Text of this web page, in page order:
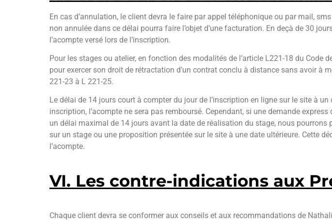
En cas d’annulation, le client devra le faire par appel téléphonique ou par mail,
non annulée dans ce délai pourra faire l’objet d’une facturation. En deçà de 30
l’acompte versé lors de l’inscription.
Pour les stages ou atelier, en fonction des modalités de l’article L221-18 du
pour exercer son droit de rétractation d’un contrat conclu à distance sans avoir à
221-23 à L 221-25.
Le délai de 14 jours court à compter du jour de l’inscription en ligne sur le site à
inscription, l’acompte ne sera pas remboursé. Cependant, si une demande
un délai maximal de 14 jours avant la date de réalisation du stage, nous
sur un stage ou une proposition présentée sur le site à une date ultérieure. Cette
l’acompte.
VI. Les contre-indications aux
Chaque client devra se conformer aux conseils et aux recommandations de